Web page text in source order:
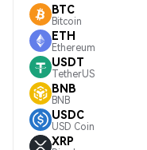
BTC
Bitcoin
ETH
Ethereum
USDT
TetherUS
BNB
BNB
USDC
USD Coin
XRP